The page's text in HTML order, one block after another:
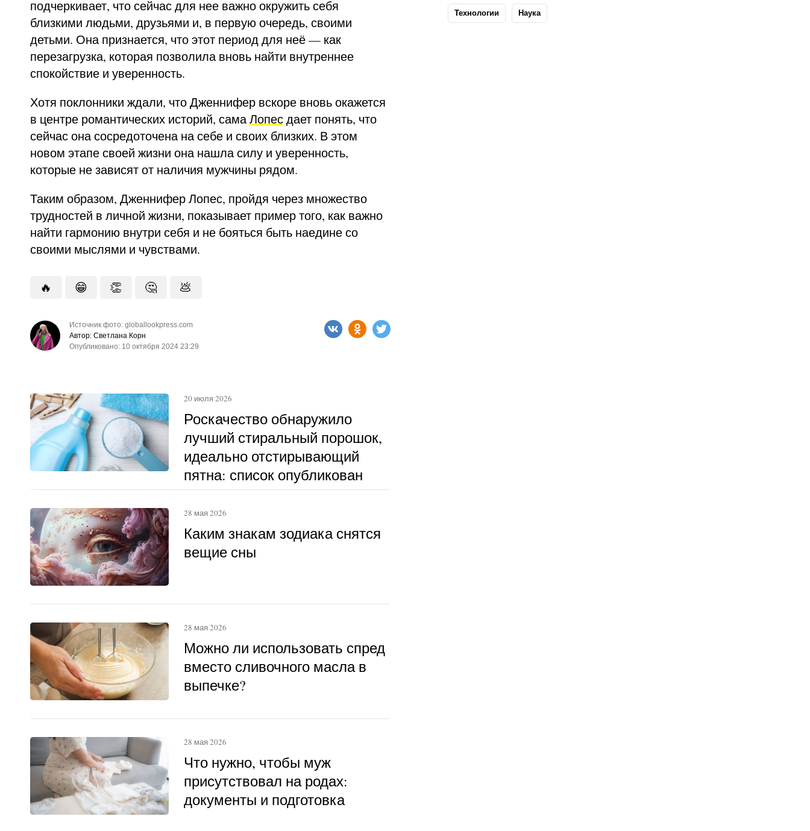
подчеркивает, что сейчас для нее важно окружить себя
близкими людьми, друзьями и, в первую очередь, своими
детьми. Она признается, что этот период для неё — как
перезагрузка, которая позволила вновь найти внутреннее
спокойствие и уверенность.
Хотя поклонники ждали, что Дженнифер вскоре вновь окажется
в центре романтических историй, самаЛопесдает понять, что
сейчас она сосредоточена на себе и своих близких. В этом
новом этапе своей жизни она нашла силу и уверенность,
которые не зависят от наличия мужчины рядом.
Таким образом, Дженнифер Лопес, пройдя через множество
трудностей в личной жизни, показывает пример того, как важно
найти гармонию внутри себя и не бояться быть наедине со
своими мыслями и чувствами.
🔥 😁 👏 🤔 💩
Источник фото: globallookpress.com
Автор: Светлана Корн
Опубликовано: 10 октября 2024 23:29
Роскачество обнаружило
лучший стиральный порошок,
идеально отстирывающий
пятна: список опубликован
20 июля 2026
Каким знакам зодиака снятся
вещие сны
28 мая 2026
Можно ли использовать спред
вместо сливочного масла в
выпечке?
28 мая 2026
Что нужно, чтобы муж
присутствовал на родах:
документы и подготовка
28 мая 2026
Технологии Наука